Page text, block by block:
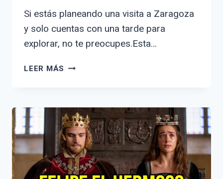
Si estás planeando una visita a Zaragoza
y solo cuentas con una tarde para
explorar, no te preocupes.Esta…
LEER MÁS DESCUBRE
ZARAGOZA
EN
UNA
TARDE:
GUÍA
COMPLETA